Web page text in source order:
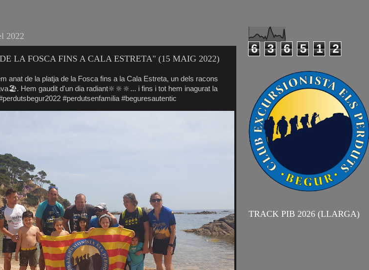
2022
LA FOSCA FINS A CALA ESTRETA" (15 MAIG 2022)
anat de la platja de la Fosca fins a la Cala Estreta, un dels racons
Hem gaudit d'un dia radiant🔆🔆🔆... i fins i tot hem inagurat la
#perdutsenfamilia #beguresautentic
6 3 6 5 1 2
TRACK PIB 2026 (LLARGA)